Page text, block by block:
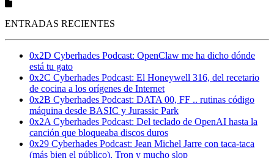
ENTRADAS RECIENTES
0x2D Cyberhades Podcast: OpenClaw me ha dicho dónde
está tu gato
0x2C Cyberhades Podcast: El Honeywell 316, del recetario
de cocina a los orígenes de Internet
0x2B Cyberhades Podcast: DATA 00, FF .. rutinas código
máquina desde BASIC y Jurassic Park
0x2A Cyberhades Podcast: Del teclado de OpenAI hasta la
canción que bloqueaba discos duros
0x29 Cyberhades Podcast: Jean Michel Jarre con taca-taca
(más bien el público), Tron y mucho slop